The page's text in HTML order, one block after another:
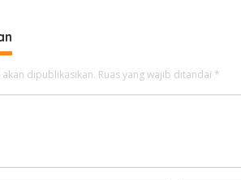
dipublikasikan. Ruas yang wajib ditandai *